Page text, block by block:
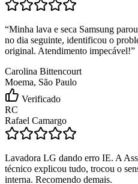
“Minha lava e seca Samsung
no dia seguinte, identificou o
original. Atendimento impecável!”
Carolina Bittencourt
Moema, São Paulo
Verificado
RC
Rafael Camargo
Lavadora LG dando erro IE. A
técnico explicou tudo, trocou o
interna. Recomendo demais.